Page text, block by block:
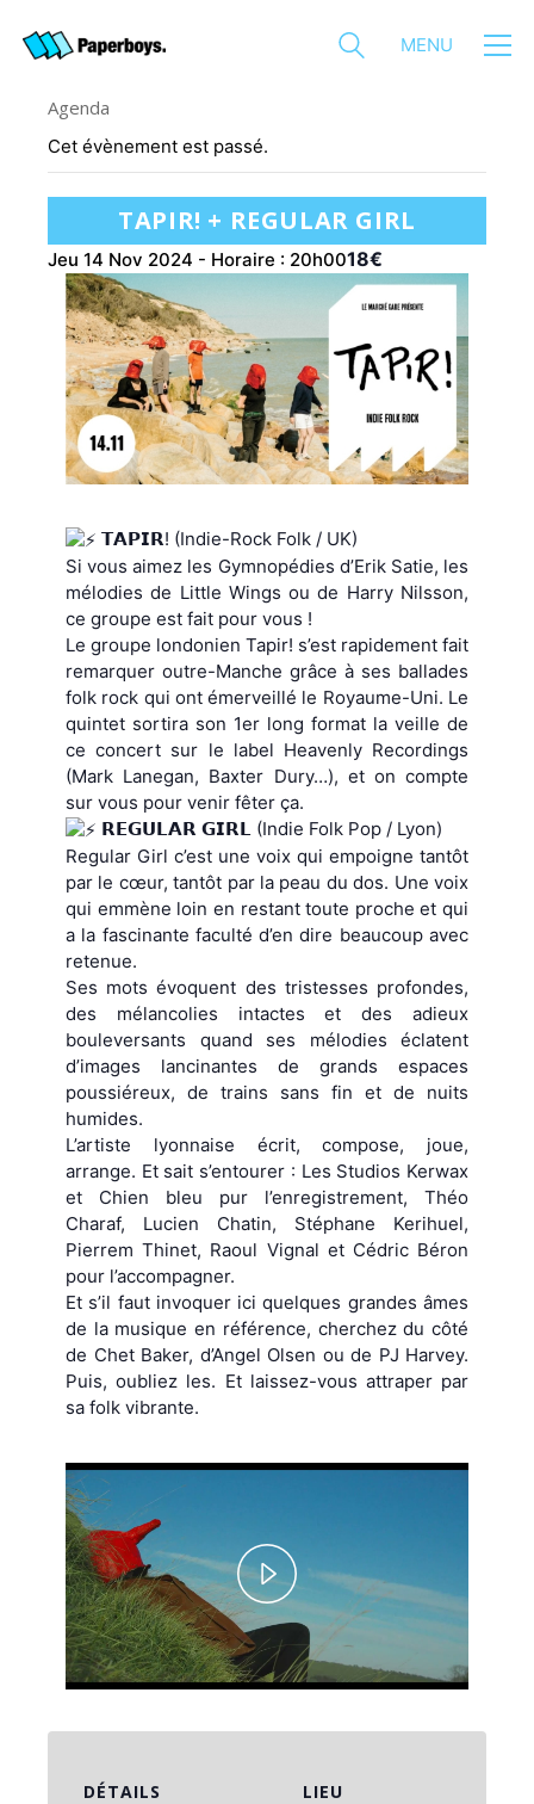
MENU
Agenda
Cet évènement est passé.
TAPIR! + REGULAR GIRL
Jeu 14 Nov 2024 - Horaire : 20h0018€
𝗧𝗔𝗣𝗜𝗥! (Indie-Rock Folk / UK)
Si vous aimez les Gymnopédies d’Erik Satie, les
mélodies de Little Wings ou de Harry Nilsson,
ce groupe est fait pour vous !
Le groupe londonien Tapir! s’est rapidement fait
remarquer outre-Manche grâce à ses ballades
folk rock qui ont émerveillé le Royaume-Uni. Le
quintet sortira son 1er long format la veille de
ce concert sur le label Heavenly Recordings
(Mark Lanegan, Baxter Dury…), et on compte
sur vous pour venir fêter ça.
𝗥𝗘𝗚𝗨𝗟𝗔𝗥 𝗚𝗜𝗥𝗟 (Indie Folk Pop / Lyon)
Regular Girl c’est une voix qui empoigne tantôt
par le cœur, tantôt par la peau du dos. Une voix
qui emmène loin en restant toute proche et qui
a la fascinante faculté d’en dire beaucoup avec
retenue.
Ses mots évoquent des tristesses profondes,
des mélancolies intactes et des adieux
bouleversants quand ses mélodies éclatent
d’images lancinantes de grands espaces
poussiéreux, de trains sans fin et de nuits
humides.
L’artiste lyonnaise écrit, compose, joue,
arrange. Et sait s’entourer : Les Studios Kerwax
et Chien bleu pur l’enregistrement, Théo
Charaf, Lucien Chatin, Stéphane Kerihuel,
Pierrem Thinet, Raoul Vignal et Cédric Béron
pour l’accompagner.
Et s’il faut invoquer ici quelques grandes âmes
de la musique en référence, cherchez du côté
de Chet Baker, d’Angel Olsen ou de PJ Harvey.
Puis, oubliez les. Et laissez-vous attraper par
sa folk vibrante.
Play
Video
DÉTAILS LIEU